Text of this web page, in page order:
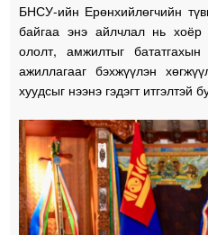
БНСУ-ийн Ерөнхийлөгчийн
байгаа энэ айлчлал нь
ололт, амжилтыг
ажиллагааг бэхжүүлэн
хуудсыг нээнэ гэдэгт итгэлтэй